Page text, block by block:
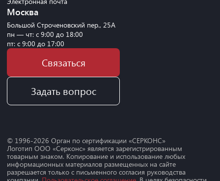
Москва
Большой Строченовский пер., 25А
пн — чт: с 9:00 до 18:00
пт: с 9:00 до 17:00
Связаться
Задать вопрос
© 1996-2026 Орган по сертификации «СЕРКОНС»
Логотип ООО «Серконс» является зарегистрированным
товарным знаком. Копирование и использование любых
информационных материалов размещенных на сайте
разрешается только с письменного согласия руководства